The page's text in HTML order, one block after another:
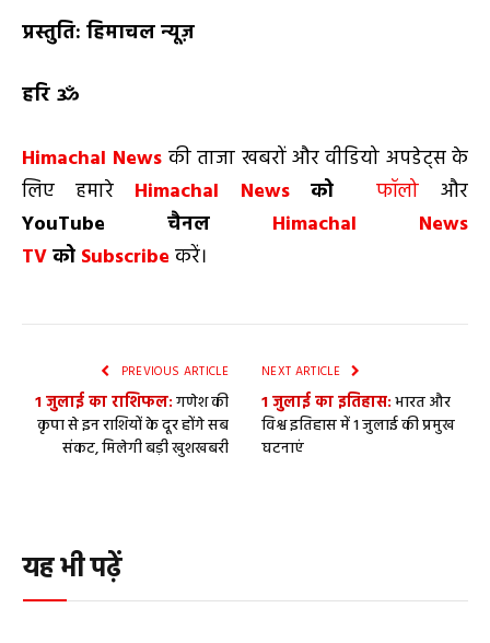
प्रस्तुति: हिमाचल न्यूज़
हरि ॐ
Himachal News की ताजा खबरों और वीडियो अपडेट्स के
लिए हमारे Himachal News को फॉलो
और
YouTube चैनल
Himachal News
TVको Subscribe करें।
PREVIOUS ARTICLE
1 जुलाई का राशिफल:गणेश की
कृपा से इन राशियों के दूर होंगे सब
संकट, मिलेगी बड़ी खुशखबरी
NEXT ARTICLE
1 जुलाई का इतिहास:भारत और
विश्व इतिहास में 1 जुलाई की प्रमुख
घटनाएं
यह भी पढ़ें